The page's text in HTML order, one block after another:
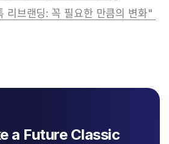
리브랜딩: 꼭 필요한 만큼의 변화"
a Future Classic